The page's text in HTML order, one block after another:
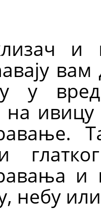
и
у
на
и
небу